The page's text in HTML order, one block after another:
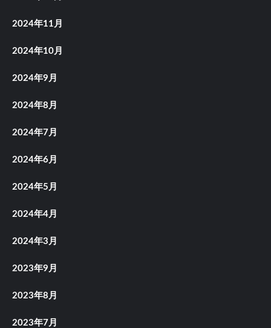
2024年11月
2024年10月
2024年9月
2024年8月
2024年7月
2024年6月
2024年5月
2024年4月
2024年3月
2023年9月
2023年8月
2023年7月